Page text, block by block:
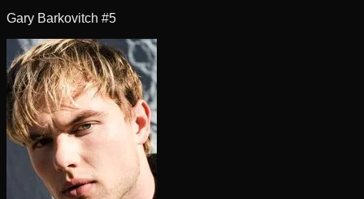
Gary Barkovitch #5